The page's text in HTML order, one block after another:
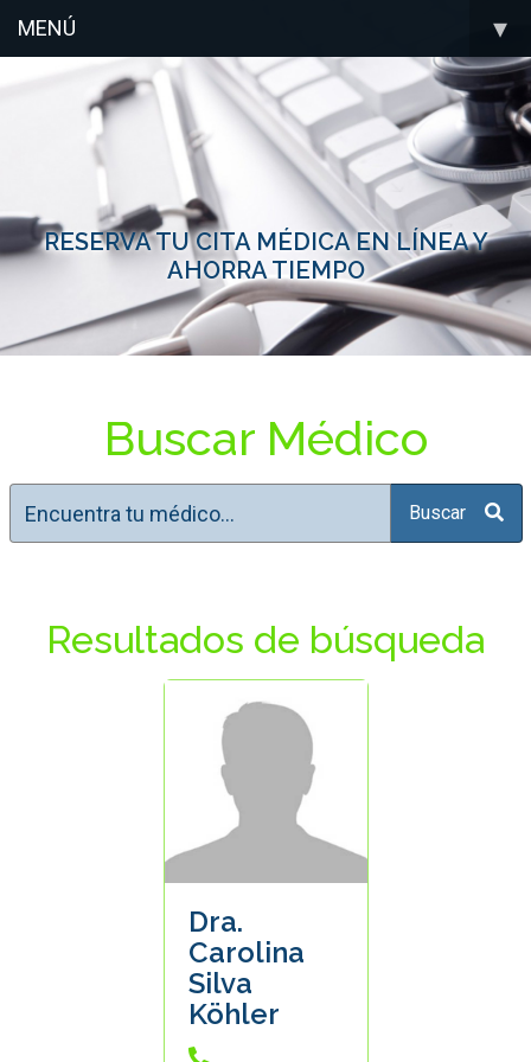
MENÚ ▾
RESERVA TU CITA MÉDICA EN LÍNEA Y
AHORRA TIEMPO
Buscar Médico
Buscar
Resultados de búsqueda
Dra.
Carolina
Silva
Köhler